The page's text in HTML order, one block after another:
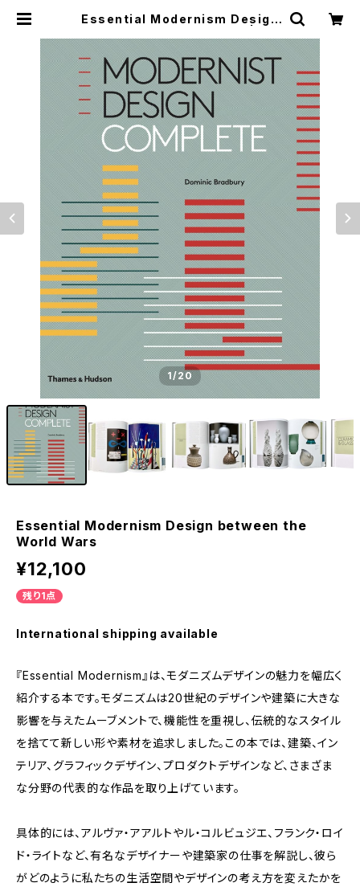
Essential Modernism Design
さ洋書
1/20
Essential Modernism Design between the
World Wars
¥12,100
残り1点
International shipping available
『Essential Modernism』は、モダニズムデザインの魅力を幅広く
紹介する本です。モダニズムは20世紀のデザインや建築に大きな
影響を与えたムーブメントで、機能性を重視し、伝統的なスタイル
を捨てて新しい形や素材を追求しました。この本では、建築、イン
テリア、グラフィックデザイン、プロダクトデザインなど、さまざま
な分野の代表的な作品を取り上げています。
具体的には、アルヴァ・アアルトやル・コルビュジエ、フランク・ロイ
ド・ライトなど、有名なデザイナーや建築家の仕事を解説し、彼ら
がどのように私たちの生活空間やデザインの考え方を変えたかを